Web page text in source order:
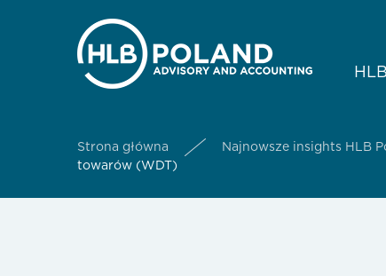
HLB
Strona główna Najnowsze insights HLB
towarów (WDT)